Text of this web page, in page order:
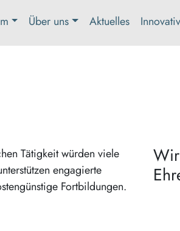
Über uns Aktuelles
Tätigkeit würden viele
engagierte
Fortbildungen.